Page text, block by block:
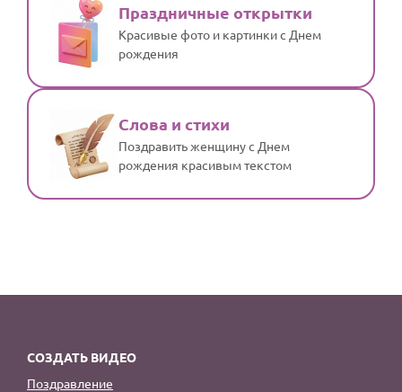
Праздничные открытки
Красивые фото и картинки с Днем
рождения
Слова и стихи
Поздравить женщину с Днем
рождения красивым текстом
СОЗДАТЬ ВИДЕО
Поздравление